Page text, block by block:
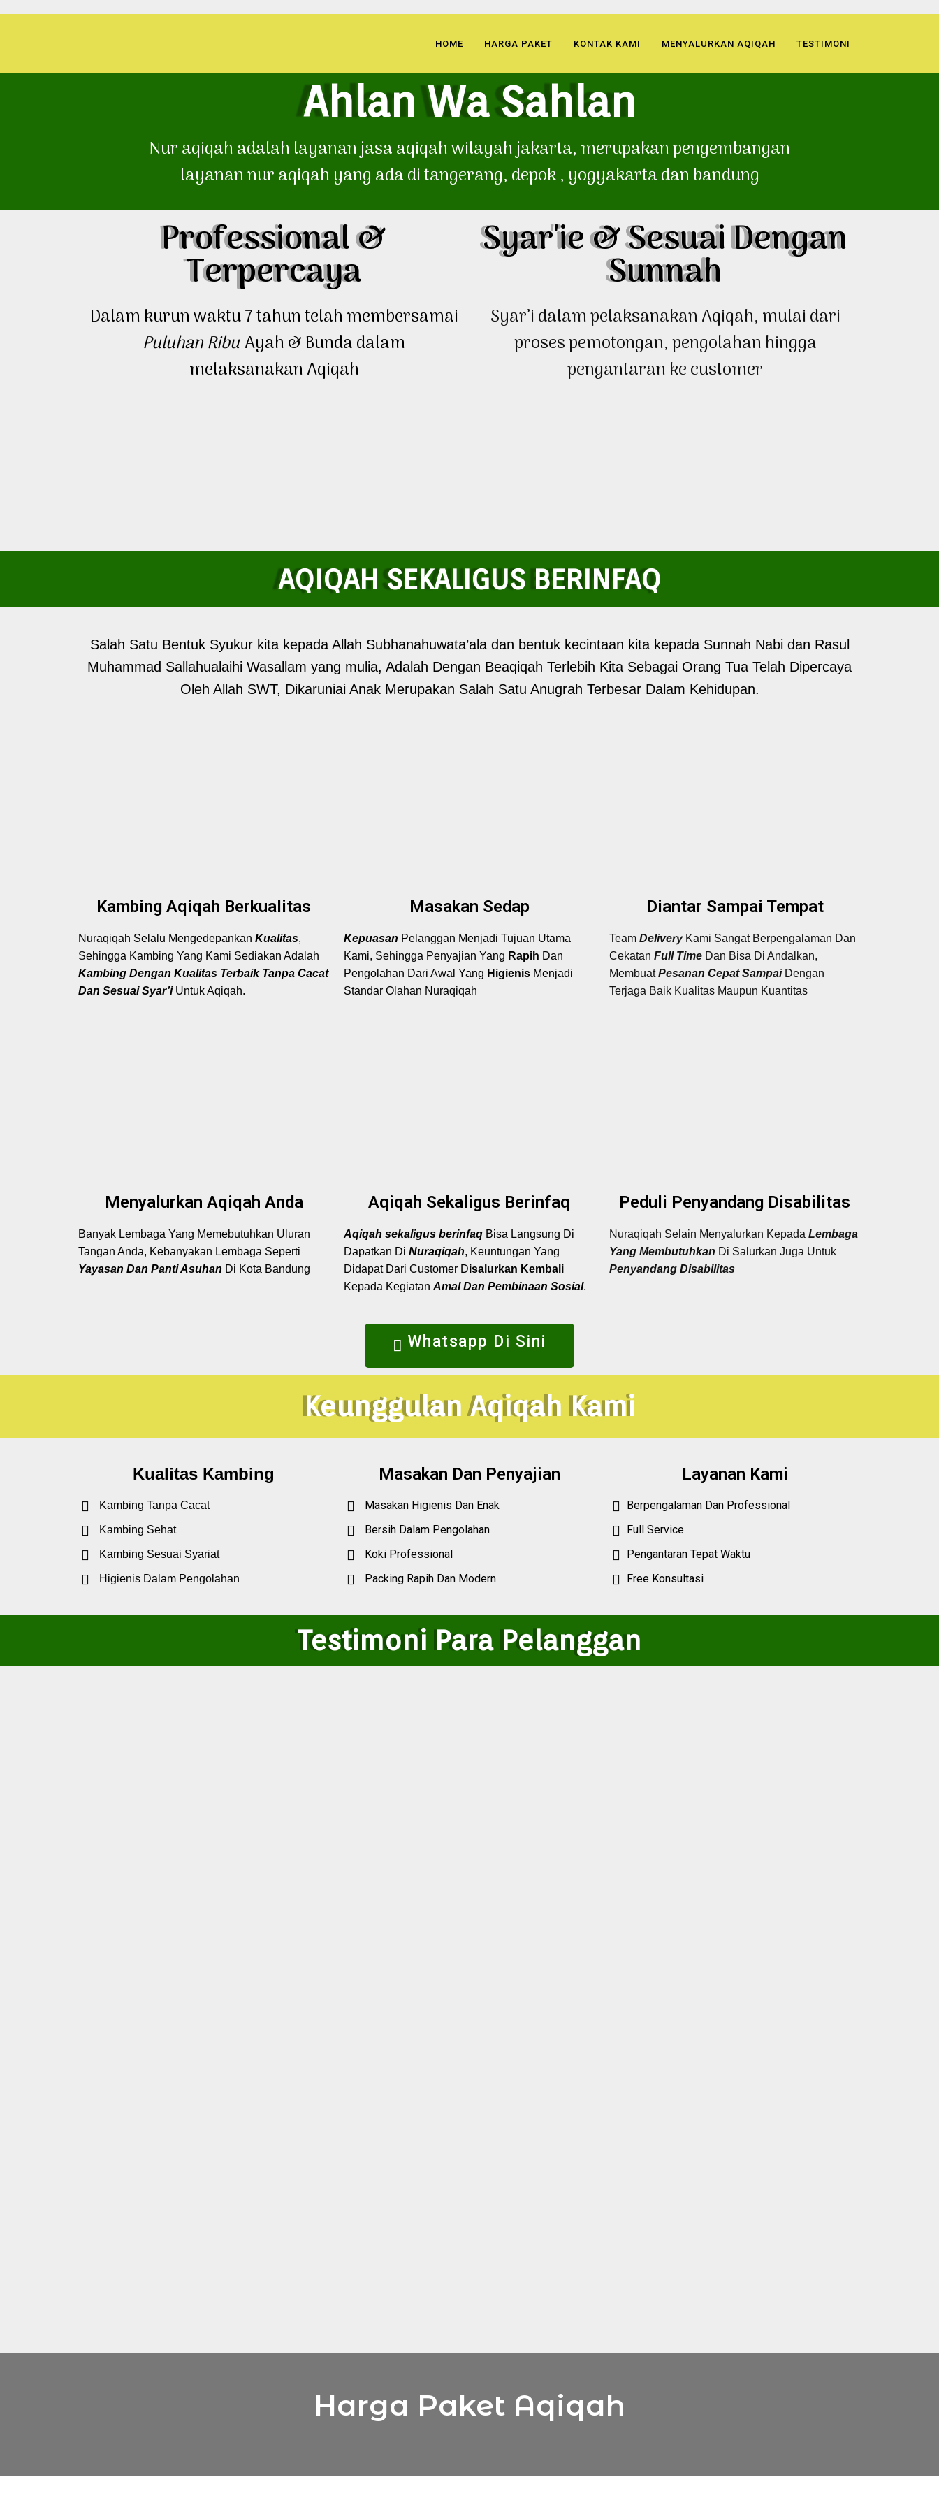
HOME HARGA PAKET KONTAK KAMI MENYALURKAN AQIQAH TESTIMONI
Ahlan Wa Sahlan
Nur aqiqah adalah layanan jasa aqiqah wilayah jakarta, merupakan pengembangan
layanan nur aqiqah yang ada di tangerang, depok , yogyakarta dan bandung
Professional &
Terpercaya
Dalam kurun waktu 7 tahun telah membersamai
Puluhan RibuAyah & Bunda dalam
melaksanakan Aqiqah
Syar'ie & Sesuai Dengan
Sunnah
Syar’i dalam pelaksanakan Aqiqah, mulai dari
proses pemotongan, pengolahan hingga
pengantaran ke customer
AQIQAH SEKALIGUS BERINFAQ
Salah Satu Bentuk Syukur kita kepada Allah Subhanahuwata’ala dan bentuk kecintaan kita kepada Sunnah Nabi dan Rasul
Muhammad Sallahualaihi Wasallam yang mulia, Adalah Dengan Beaqiqah Terlebih Kita Sebagai Orang Tua Telah Dipercaya
Oleh Allah SWT, Dikaruniai Anak Merupakan Salah Satu Anugrah Terbesar Dalam Kehidupan.
Kambing Aqiqah Berkualitas
Nuraqiqah Selalu Mengedepankan Kualitas,
Sehingga Kambing Yang Kami Sediakan Adalah
Kambing Dengan Kualitas Terbaik Tanpa Cacat
Dan Sesuai Syar’i Untuk Aqiqah.
Masakan Sedap
Kepuasan Pelanggan Menjadi Tujuan Utama
Kami, Sehingga Penyajian Yang Rapih Dan
Pengolahan Dari Awal Yang HigienisMenjadi
Standar Olahan Nuraqiqah
Diantar Sampai Tempat
Team DeliveryKami Sangat Berpengalaman Dan
Cekatan Full TimeDan Bisa Di Andalkan,
MembuatPesanan Cepat SampaiDengan
Terjaga Baik Kualitas Maupun Kuantitas
Menyalurkan Aqiqah Anda
Banyak Lembaga Yang Memebutuhkan Uluran
Tangan Anda, Kebanyakan Lembaga Seperti
Yayasan Dan Panti Asuhan Di Kota Bandung
Aqiqah Sekaligus Berinfaq
Aqiqah sekaligus berinfaq Bisa Langsung Di
Dapatkan Di Nuraqiqah, Keuntungan Yang
Didapat Dari Customer Disalurkan Kembali
Kepada Kegiatan Amal Dan Pembinaan Sosial.
Peduli Penyandang Disabilitas
Nuraqiqah Selain Menyalurkan Kepada Lembaga
Yang Membutuhkan Di Salurkan Juga Untuk
Penyandang Disabilitas
Whatsapp Di Sini
Keunggulan Aqiqah Kami
Kualitas Kambing
Kambing Tanpa Cacat
Kambing Sehat
Kambing Sesuai Syariat
Higienis Dalam Pengolahan
Masakan Dan Penyajian
Masakan Higienis Dan Enak
Bersih Dalam Pengolahan
Koki Professional
Packing Rapih Dan Modern
Layanan Kami
Berpengalaman Dan Professional
Full Service
Pengantaran Tepat Waktu
Free Konsultasi
Testimoni Para Pelanggan
Harga Paket Aqiqah